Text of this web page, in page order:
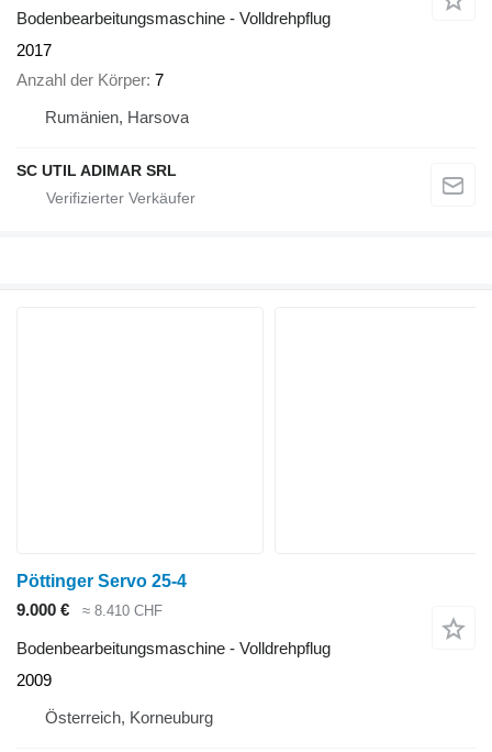
Bodenbearbeitungsmaschine - Volldrehpflug
2017
Anzahl der Körper 7
Rumänien, Harsova
SC UTIL ADIMAR SRL
Pöttinger Servo 25-4
9.000 €
≈ 8.410 CHF
Bodenbearbeitungsmaschine - Volldrehpflug
2009
Österreich, Korneuburg